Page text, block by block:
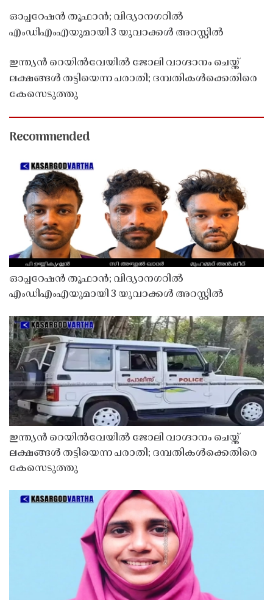
ഓപ്പറേഷൻ തൂഫാൻ; വിദ്യാനഗറിൽ
എംഡിഎംഎയുമായി 3 യുവാക്കൾ അറസ്റ്റിൽ
ഇന്ത്യൻ റെയിൽവേയിൽ ജോലി വാഗ്ദാനം ചെയ്ത്
ലക്ഷങ്ങൾ തട്ടിയെന്ന പരാതി; ദമ്പതികൾക്കെതിരെ
കേസെടുത്തു
Recommended
ഓപ്പറേഷൻ തൂഫാൻ; വിദ്യാനഗറിൽ
എംഡിഎംഎയുമായി 3 യുവാക്കൾ അറസ്റ്റിൽ
ഇന്ത്യൻ റെയിൽവേയിൽ ജോലി വാഗ്ദാനം ചെയ്ത്
ലക്ഷങ്ങൾ തട്ടിയെന്ന പരാതി; ദമ്പതികൾക്കെതിരെ
കേസെടുത്തു